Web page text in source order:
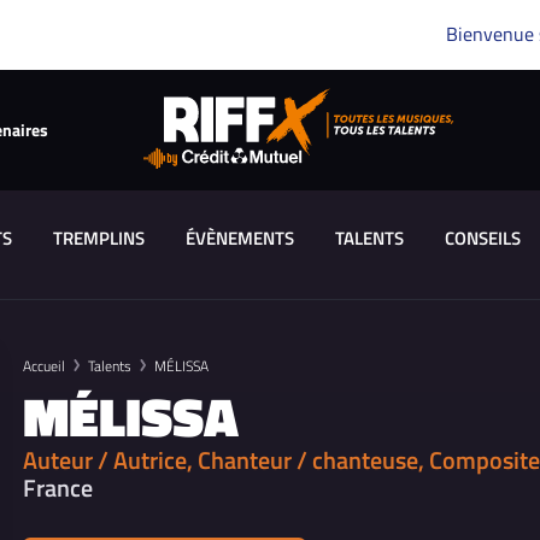
Bienvenue
TREMPLINS ÉVÈNEMENTS TALENTS CONSEILS
Accueil Talents MÉLISSA
MÉLISSA
Auteur / Autrice, Chanteur / chanteuse,
France